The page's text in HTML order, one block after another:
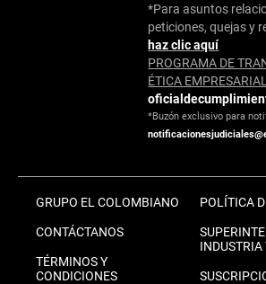
*Para asuntos
peticiones, quejas y
haz clic aquí
PROGRAMA DE
ÉTICA
*Buzón exclusivo para
GRUPO EL COLOMBIANO
CONTÁCTANOS
TÉRMINOS Y
CONDICIONES
POLÍTICA
INDUSTRIA